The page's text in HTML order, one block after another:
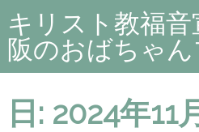
キリスト教福
阪のおばちゃ
日: 2024年11